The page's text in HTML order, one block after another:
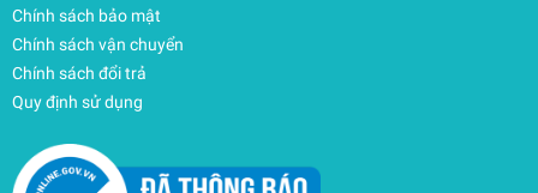
Chính sách bảo mật
Chính sách vận chuyển
Chính sách đổi trả
Quy định sử dụng